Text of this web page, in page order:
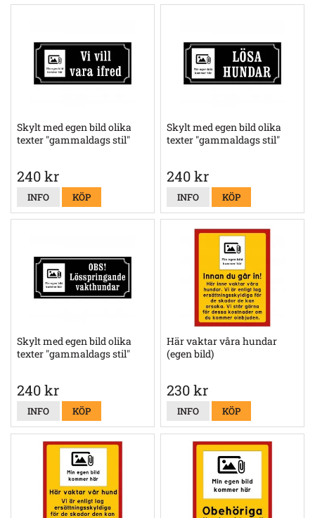
Skylt med egen bild olika
texter "gammaldags stil"
240 kr
INFO KÖP
Skylt med egen bild olika
texter "gammaldags stil"
240 kr
INFO KÖP
Skylt med egen bild olika
texter "gammaldags stil"
240 kr
INFO KÖP
Här vaktar våra hundar
(egen bild)
230 kr
INFO KÖP